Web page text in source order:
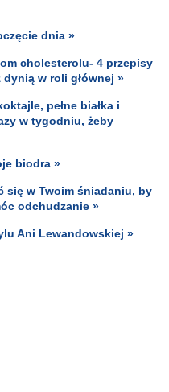
dnia »
cholesterolu- 4 przepisy
w roli głównej »
pełne białka i
w tygodniu, żeby
biodra »
się w Twoim śniadaniu, by
odchudzanie »
Ani Lewandowskiej »